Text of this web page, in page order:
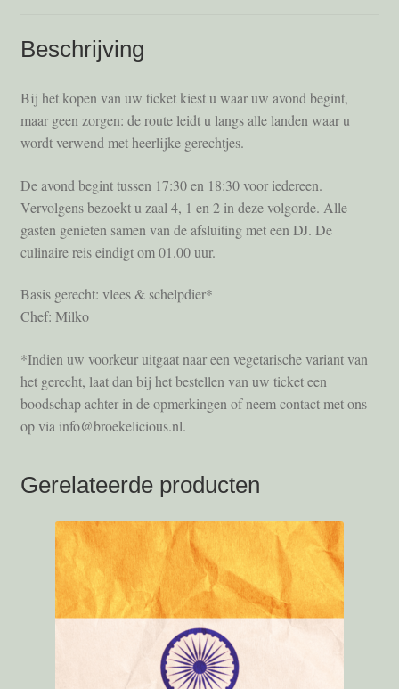
Beschrijving
Bij het kopen van uw ticket kiest u waar uw avond begint,
maar geen zorgen: de route leidt u langs alle landen waar u
wordt verwend met heerlijke gerechtjes.
De avond begint tussen 17:30 en 18:30 voor iedereen.
Vervolgens bezoekt u zaal 4, 1 en 2 in deze volgorde. Alle
gasten genieten samen van de afsluiting met een DJ. De
culinaire reis eindigt om 01.00 uur.
Basis gerecht: vlees & schelpdier*
Chef: Milko
*Indien uw voorkeur uitgaat naar een vegetarische variant van
het gerecht, laat dan bij het bestellen van uw ticket een
boodschap achter in de opmerkingen of neem contact met ons
op via info@broekelicious.nl.
Gerelateerde producten